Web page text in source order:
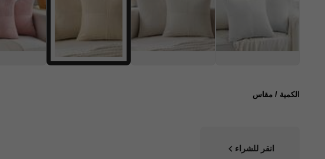
الكمية / مقاس
انقر للشراء